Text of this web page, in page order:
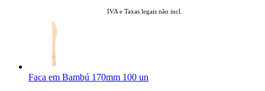
IVA e Taxas legais não incl.
Faca em Bambú 170mm 100 un